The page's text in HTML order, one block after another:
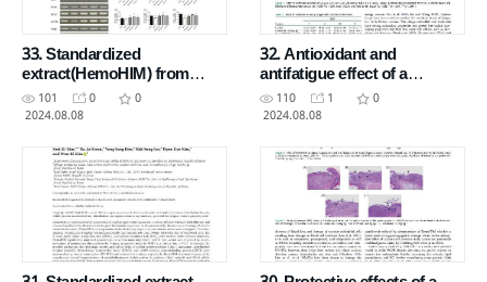
33. Standardized
extract(HemoHIM) from
Angelica gigasNakai,
Cnidiumofficinale Makino
101 0
0
2024.08.08
32. Antioxidant and
antifatigue effect of a
standardized fraction
(HemoHIM) from Angelica
110 1
0
2024.08.08